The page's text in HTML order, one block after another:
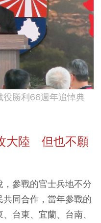
勝利66週年追悼典
大陸 但也不願
參戰的官士兵地不分
同合作，當年參戰的
台東、宜蘭、台南、